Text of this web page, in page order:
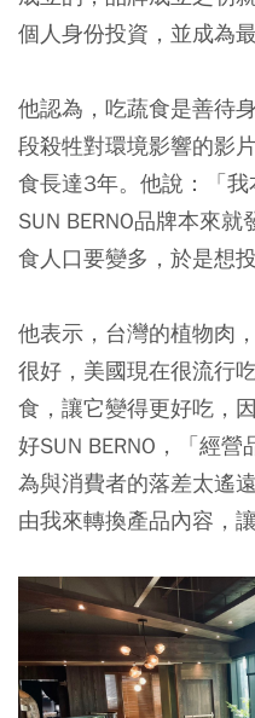
個人身份投資，並成為
他認為，吃蔬食是善待
段殺牲對環境影響的影
食長達3年。他說：「我
SUN BERNO品牌本來
食人口要變多，於是想投
他表示，台灣的植物肉
很好，美國現在很流行
食，讓它變得更好吃，
好SUN BERNO，「經
為與消費者的落差太遙
由我來轉換產品內容，